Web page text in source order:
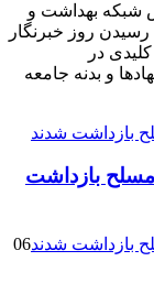
شبکه بهداشت و
روز خبرنگار
در
و بدنه جامعه
مسلح بازداشت
06